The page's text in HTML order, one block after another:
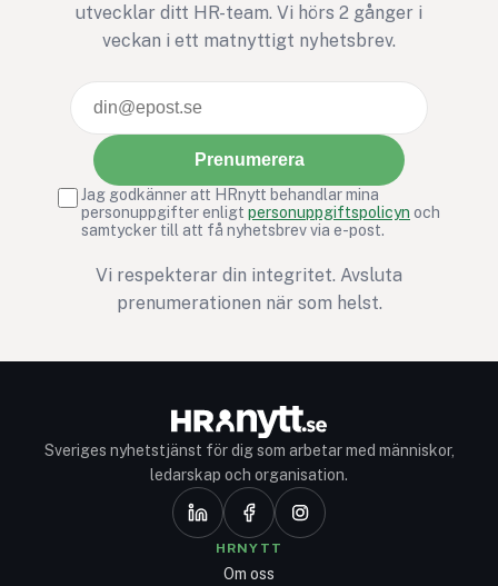
utvecklar ditt HR-team. Vi hörs 2 gånger i
veckan i ett matnyttigt nyhetsbrev.
Prenumerera
Jag godkänner att HRnytt behandlar mina
personuppgifter enligt personuppgiftspolicyn och
samtycker till att få nyhetsbrev via e-post.
Vi respekterar din integritet. Avsluta
prenumerationen när som helst.
Sveriges nyhetstjänst för dig som arbetar med människor,
ledarskap och organisation.
HRNYTT
Om oss